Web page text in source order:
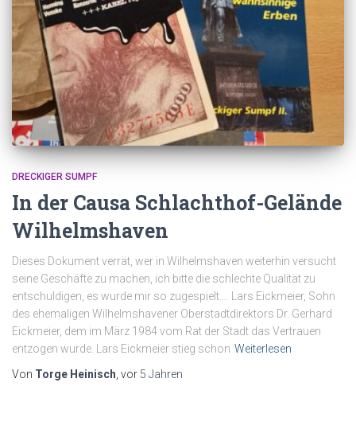
DRECKIGER SUMPF
In der Causa Schlachthof-Gelände
Wilhelmshaven
Dieses Dokument verrät, wer in Wilhelmshaven weiterhin versucht
seine Geschäfte zu machen, ich bitte die schlechte Qualität zu
entschuldigen, es wurde mir so zugespielt…. Lars Eickmeier, Sohn
des ehemaligen Wilhelmshavener Oberstadtdirektors Dr. Gerhard
Eickmeier, dem im März 1984 vom Rat der Stadt das Vertrauen
entzogen wurde. Lars Eickmeier stieg schon Weiterlesen
Von Torge Heinisch , vor 5 Jahren